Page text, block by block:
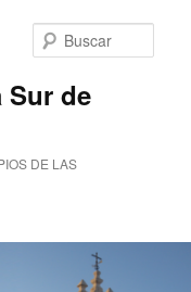
Sur de
DE LAS